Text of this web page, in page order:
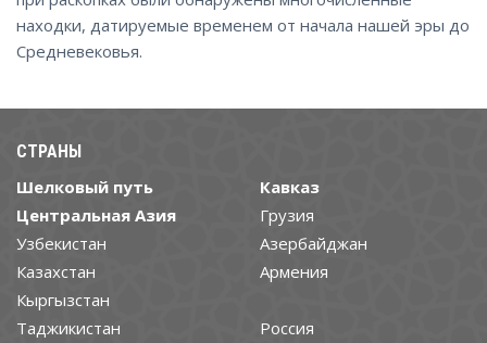
находки, датируемые временем от начала нашей эры до
Средневековья.
СТРАНЫ
Шелковый путь
Центральная Азия
Узбекистан
Казахстан
Кыргызстан
Таджикистан
Кавказ
Грузия
Азербайджан
Армения
Россия